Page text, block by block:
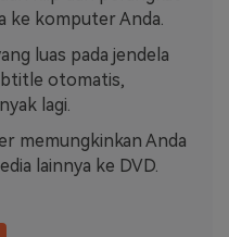
ke komputer Anda.
luas pada jendela
otomatis,
lagi.
memungkinkan Anda
lainnya ke DVD.